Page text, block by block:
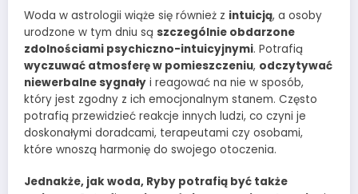
Woda w astrologii wiąże się również z intuicją, a osoby
urodzone w tym dniu są szczególnie obdarzone
zdolnościami psychiczno-intuicyjnymi. Potrafią
wyczuwać atmosferę w pomieszczeniu, odczytywać
niewerbalne sygnały i reagować na nie w sposób,
który jest zgodny z ich emocjonalnym stanem. Często
potrafią przewidzieć reakcje innych ludzi, co czyni je
doskonałymi doradcami, terapeutami czy osobami,
które wnoszą harmonię do swojego otoczenia.
Jednakże, jak woda, Ryby potrafią być także